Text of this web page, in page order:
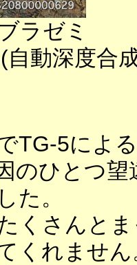
ラゼミ
自動深度合
TG-5によ
のひとつ
た。
くさんと
くれません